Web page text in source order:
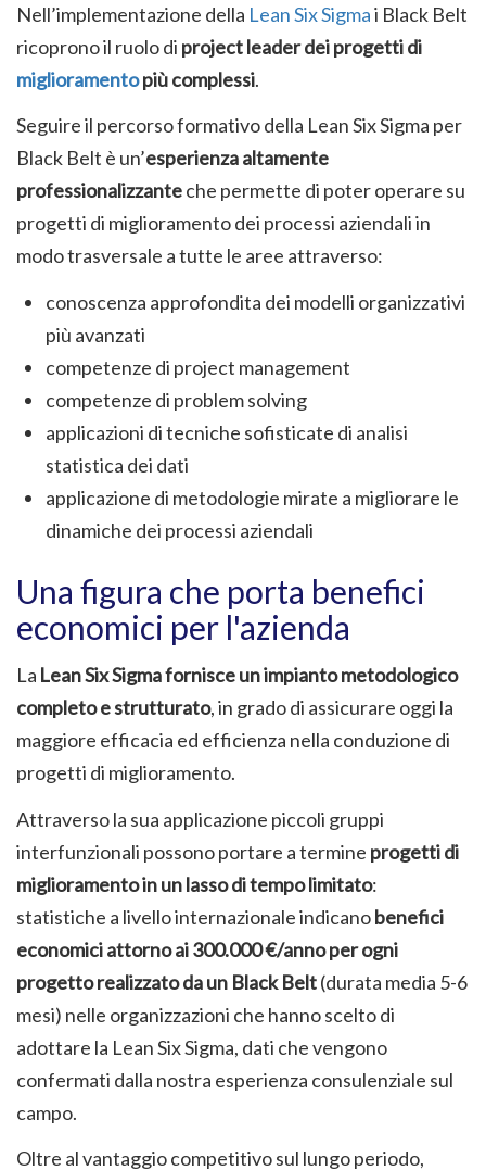
Nell’implementazione della Lean Six Sigmai Black Belt
ricoprono il ruolo di project leader dei progetti di
miglioramentopiù complessi.
Seguire il percorso formativo della Lean Six Sigma per
Black Belt è un’esperienza altamente
professionalizzanteche permette di poter operare su
progetti di miglioramento dei processi aziendali in
modo trasversale a tutte le aree attraverso:
conoscenza approfondita dei modelli organizzativi
più avanzati
competenze di project management
competenze di problem solving
applicazioni di tecniche sofisticate di analisi
statistica dei dati
applicazione di metodologie mirate a migliorare le
dinamiche dei processi aziendali
Una figura che porta benefici
economici per l'azienda
La Lean Six Sigma fornisce un impianto metodologico
completo e strutturato, in grado di assicurare oggi la
maggiore efficacia ed efficienza nella conduzione di
progetti di miglioramento.
Attraverso la sua applicazione piccoli gruppi
interfunzionali possono portare a termine progetti di
miglioramento in un lasso di tempo limitato:
statistiche a livello internazionale indicanobenefici
economici attorno ai 300.000 €/anno per ogni
progetto realizzato da un Black Belt(durata media 5-6
mesi) nelle organizzazioni che hanno scelto di
adottare la Lean Six Sigma, dati che vengono
confermati dalla nostra esperienza consulenziale sul
campo.
Oltre al vantaggio competitivo sul lungo periodo,